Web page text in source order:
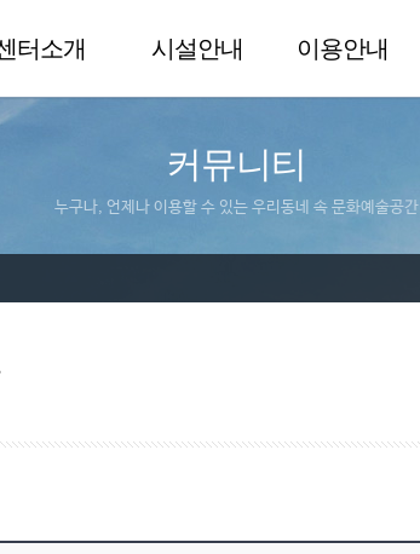
터소개 시설안내 이용안내
커뮤니티
누구나, 언제나 이용할 수 있는 우리동네 속 문화예술공간